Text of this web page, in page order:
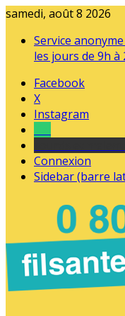
samedi, août 8 2026
Service
les jours de 9h à
Facebook
X
Instagram
Connexion
Sidebar (barre